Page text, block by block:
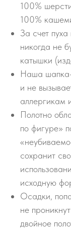
100%
100%
За счет
никогда не
катышки
Наша шапка-
и не
аллергикам
Полотно
по фигуре»
сохранит
исходную
Осадки,
не
двойное